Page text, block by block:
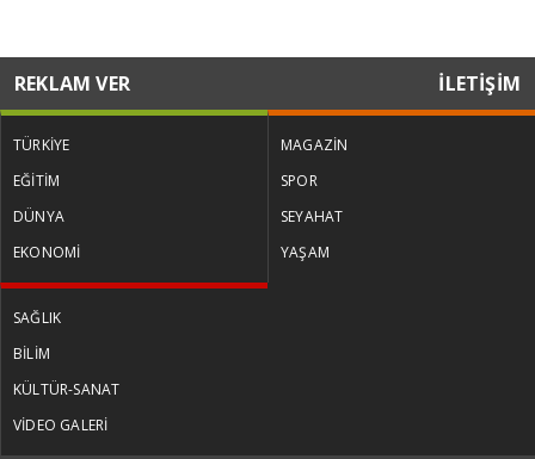
REKLAM VER İLETİŞİM
TÜRKİYE
EĞİTİM
DÜNYA
EKONOMİ
MAGAZİN
SPOR
SEYAHAT
YAŞAM
SAĞLIK
BİLİM
KÜLTÜR-SANAT
VİDEO GALERİ